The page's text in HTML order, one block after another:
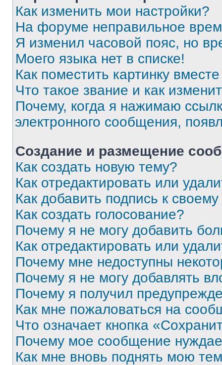
Как изменить мои настройки?
На форуме неправильное
Я изменил часовой пояс, но
Моего языка нет в списке!
Как поместить картинку
Что такое звание и как
Почему, когда я нажимаю
электронного сообщения,
Создание и размещение
Как создать новую тему?
Как отредактировать или
Как добавить подпись к
Как создать голосование?
Почему я не могу добавить
Как отредактировать или
Почему мне недоступны
Почему я не могу добавлять
Почему я получил
Как мне пожаловаться на
Что означает кнопка
Почему мое сообщение
Как мне вновь поднять мою